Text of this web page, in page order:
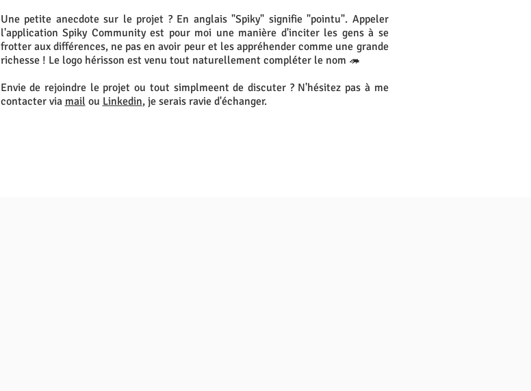
Une petite anecdote sur le projet ? En anglais "Spiky" signifie "pointu". Appeler
l'application Spiky Community est pour moi une manière d'inciter les gens à se
frotter aux différences, ne pas en avoir peur et les appréhender comme une grande
richesse ! Le logo hérisson est venu tout naturellement compléter le nom 🦔
Envie de rejoindre le projet ou tout simplmeent de discuter ? N'hésitez pas à me
contacter via mail ou Linkedin, je serais ravie d'échanger.